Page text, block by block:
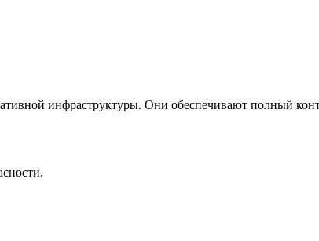
инфраструктуры. Они обеспечивают полный